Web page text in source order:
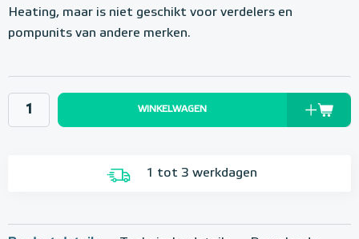
Heating, maar is niet geschikt voor verdelers en
pompunits van andere merken.
WINKELWAGEN
1 tot 3 werkdagen